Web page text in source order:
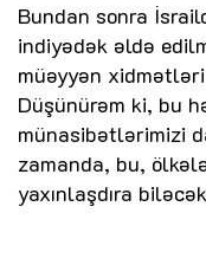
Bundan sonra
indiyədək əldə
müəyyən
Düşünürəm ki, bu
münasibətlərimizi
zamanda, bu,
yaxınlaşdıra